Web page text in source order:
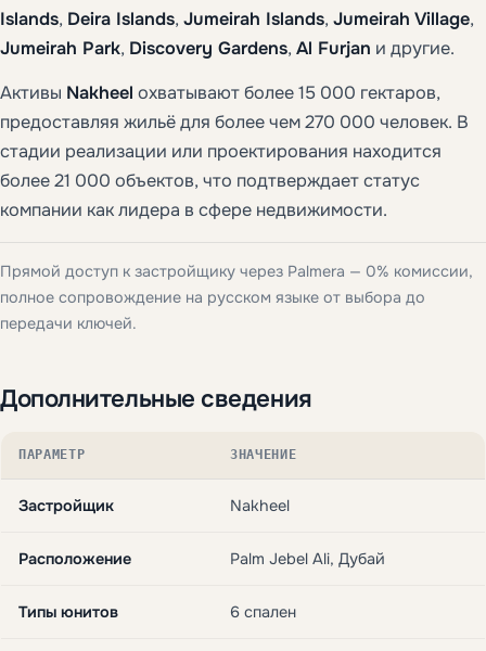
Islands, Deira Islands, Jumeirah Islands, Jumeirah Village,
Jumeirah Park, Discovery Gardens, Al Furjan и другие.
Активы Nakheel охватывают более 15 000 гектаров,
предоставляя жильё для более чем 270 000 человек. В
стадии реализации или проектирования находится
более 21 000 объектов, что подтверждает статус
компании как лидера в сфере недвижимости.
Прямой доступ к застройщику через Palmera — 0% комиссии,
полное сопровождение на русском языке от выбора до
передачи ключей.
Дополнительные сведения
ПАРАМЕТР ЗНАЧЕНИЕ
Застройщик Nakheel
Расположение Palm Jebel Ali, Дубай
Типы юнитов 6 спален